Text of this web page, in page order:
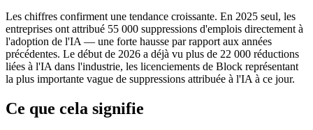
Les chiffres confirment une tendance croissante. En 2025 seul, les
entreprises ont attribué 55 000 suppressions d'emplois directement à
l'adoption de l'IA — une forte hausse par rapport aux années
précédentes. Le début de 2026 a déjà vu plus de 22 000 réductions
liées à l'IA dans l'industrie, les licenciements de Block représentant
la plus importante vague de suppressions attribuée à l'IA à ce jour.
Ce que cela signifie